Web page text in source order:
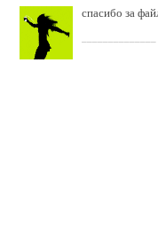
спасибо за